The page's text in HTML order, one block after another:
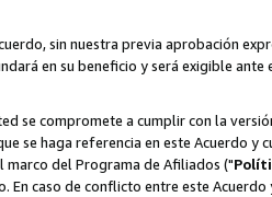
sin nuestra previa aprobación
en su beneficio y será exigible
se compromete a cumplir con la
se haga referencia en este Acuerdo
marco del Programa de Afiliados ("
En caso de conflicto entre este